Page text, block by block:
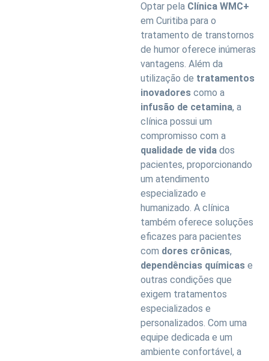
Optar pela Clínica WMC+
em Curitiba para o
tratamento de transtornos
de humor oferece inúmeras
vantagens. Além da
utilização de tratamentos
inovadores como a
infusão de cetamina, a
clínica possui um
compromisso com a
qualidade de vida dos
pacientes, proporcionando
um atendimento
especializado e
humanizado. A clínica
também oferece soluções
eficazes para pacientes
com dores crônicas,
dependências químicas e
outras condições que
exigem tratamentos
especializados e
personalizados. Com uma
equipe dedicada e um
ambiente confortável, a